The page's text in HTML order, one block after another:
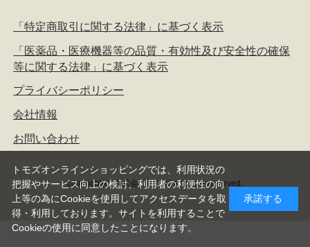
「特定商取引に関する法律」に基づく表示
「医薬品・医療機器等の品質・有効性及び安全性の確保
等に関する法律」に基づく表示
プライバシーポリシー
会社情報
お問い合わせ
copyright(c) 株式会社トモズ all rights reserved.
トモズオンラインショッピングでは、利用状況の
把握やサービス向上の検討、利用者の利便性の向
上等の為にCookieを使用してアクセスデータを取
得・利用しております。サイトを利用することで
Cookieの使用に同意したことになります。
承諾する